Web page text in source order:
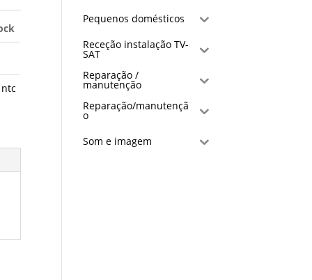
Pequenos domésticos
Receção instalação TV-
SAT
Reparação /
manutenção
Reparação/manutençã
o
Som e imagem